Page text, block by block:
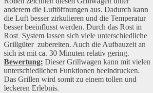
anderem die Luftöffnungen aus. Dadurch kann
die Luft besser zirkulieren und die Temperatur
besser beeinflusst werden. Durch das Rost in
Rost System lassen sich viele unterschiedliche
Grillgüter zubereiten. Auch die Aufbauzeit an
sich ist mit ca. 30 Minuten relativ gering.
Bewertung: Dieser Grillwagen kann mit vielen
unterschiedlichen Funktionen beeindrucken.
Das Grillen wird somit zu einem tollen und
leckeren Erlebnis.